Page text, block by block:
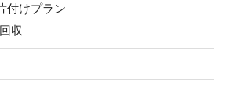
付けプラン
収